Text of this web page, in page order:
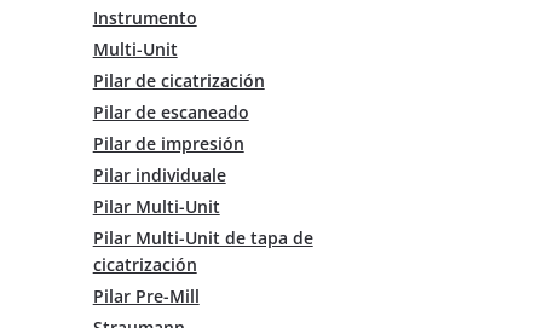
pueden
producto
Instrumento
Multi-Unit
Pilar de cicatrización
Pilar de escaneado
Pilar de impresión
Pilar individuale
Pilar Multi-Unit
Pilar Multi-Unit de tapa de
cicatrización
Pilar Pre-Mill